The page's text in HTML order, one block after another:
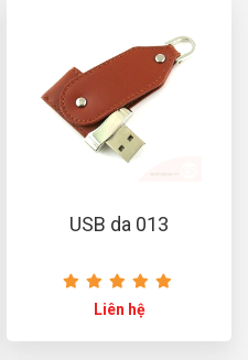
USB da 013
Liên hệ